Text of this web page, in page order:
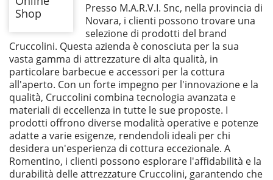
Presso M.A.R.V.I. Snc, nella provincia di
Novara, i clienti possono trovare una
selezione di prodotti del brand
Cruccolini. Questa azienda è conosciuta per la sua
vasta gamma di attrezzature di alta qualità, in
particolare barbecue e accessori per la cottura
all'aperto. Con un forte impegno per l'innovazione e la
qualità, Cruccolini combina tecnologia avanzata e
materiali di eccellenza in tutte le sue proposte. I
prodotti offrono diverse modalità operative e potenze
adatte a varie esigenze, rendendoli ideali per chi
desidera un'esperienza di cottura eccezionale. A
Romentino, i clienti possono esplorare l'affidabilità e la
durabilità delle attrezzature Cruccolini, garantendo che